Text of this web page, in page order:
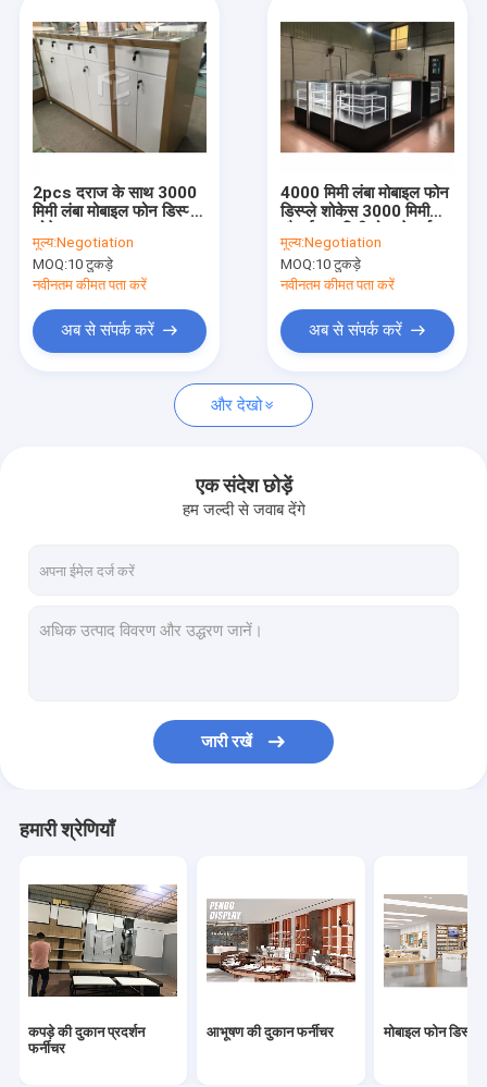
उत्पादों
हमारे बारे में
हमसे संपर्क करें
आभूषण की दुकान फर्नीचर
मोबाइल फोन डिस्प्ले शोकेस
ऑप्टिकल शॉप डिस्प्ले कैबिनेट्स
बैग प्रदर्शन शेल्फ
2pcs दराज के साथ 3000
मिमी लंबा मोबाइल फोन डिस्प्ले
मूल्य:Negotiation
MOQ:10 टुकड़े
नवीनतम कीमत पता करें
अब से संपर्क करें
4000 मिमी लंबा मोबाइल फोन
डिस्प्ले शोकेस 3000 मिमी
ग्लास
मूल्य:Negotiation
MOQ:10 टुकड़े
नवीनतम कीमत पता करें
अब से संपर्क करें
और देखो
एक संदेश छोड़ें
हम जल्दी से जवाब देंगे
जारी रखें
हमारी श्रेणियाँ
कपड़े की दुकान प्रदर्शन
फर्नीचर
आभूषण की दुकान फर्नीचर मोबाइल फोन